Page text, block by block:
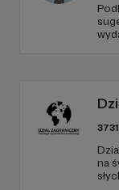
3731
na